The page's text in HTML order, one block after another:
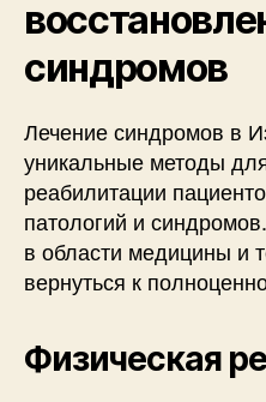
синдромов
Лечение синдромов в
уникальные методы
реабилитации
патологий и
в области медицины и
вернуться к
Физическая